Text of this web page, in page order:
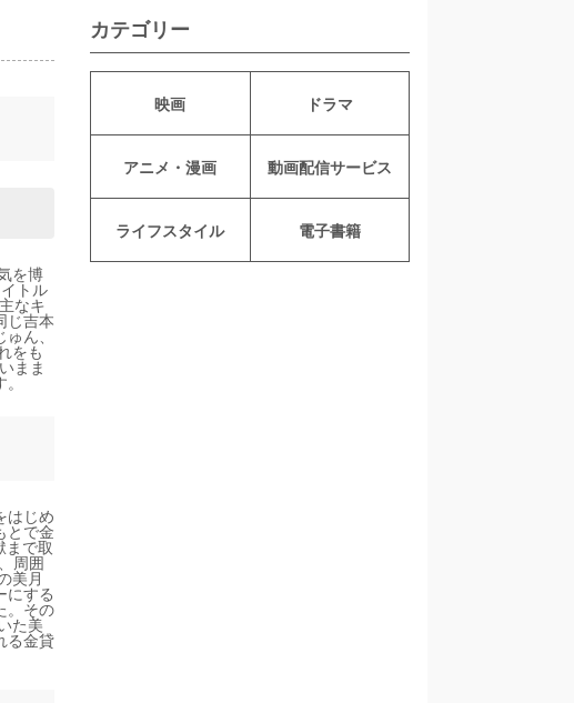
を博
トル
なキ
じ吉本
ん、
をも
まま
。
はじめ
とで金
まで取
周囲
美月
にする
。その
た美
る金貸
カテゴリー
映画 ドラマ
アニメ・漫画 動画配信サービス
ライフスタイル 電子書籍